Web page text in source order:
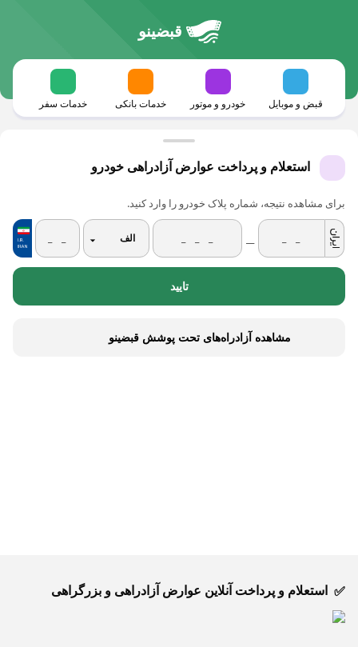
قبضینو
قبض و موبایل خودرو و موتور خدمات بانکی خدمات سفر
استعلام و پرداخت عوارض آزادراهی خودرو
برای مشاهده نتیجه، شماره پلاک خودرو را وارد کنید.
تایید
استعلام و پرداخت آنلاین عوارض آزادراهی و بزرگراهی